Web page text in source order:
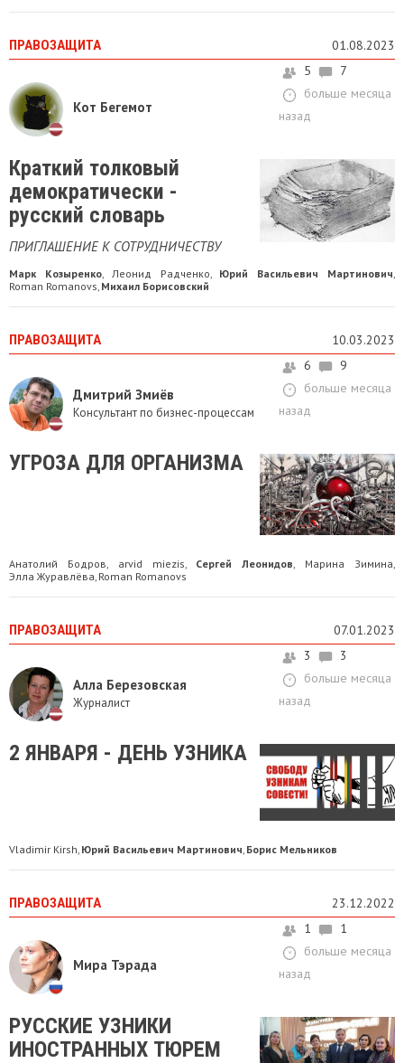
ПРАВОЗАЩИТА 01.08.2023
Кот Бегемот
5
7
больше месяца
назад
Краткий толковый
демократически -
русский словарь
ПРИГЛАШЕНИЕ К СОТРУДНИЧЕСТВУ
Марк Козыренко, Леонид Радченко, Юрий Васильевич Мартинович,
Roman Romanovs, Михаил Борисовский
ПРАВОЗАЩИТА 10.03.2023
Дмитрий Змиёв
Консультант по бизнес-процессам
6
9
больше месяца
назад
УГРОЗА ДЛЯ ОРГАНИЗМА
Анатолий Бодров, arvid miezis, Сергей Леонидов, Марина Зимина,
Элла Журавлёва, Roman Romanovs
ПРАВОЗАЩИТА 07.01.2023
Алла Березовская
Журналист
3
3
больше месяца
назад
​2 ЯНВАРЯ - ДЕНЬ УЗНИКА
Vladimir Kirsh Юрий Васильевич Мартинович Борис Мельников
ПРАВОЗАЩИТА 23.12.2022
Мира Тэрада
1
1
больше месяца
назад
РУССКИЕ УЗНИКИ
ИНОСТРАННЫХ ТЮРЕМ